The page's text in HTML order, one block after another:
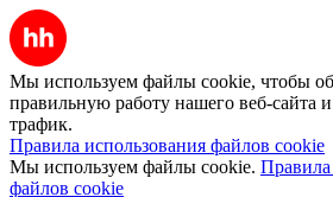
Мы используем файлы cookie, чтобы
правильную работу нашего веб-сайта и
трафик.
Правила использования файлов cookie
Мы используем файлы cookie. Правила
файлов cookie